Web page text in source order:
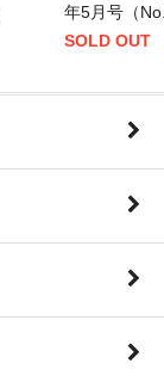
年5月号（
SOLD OUT